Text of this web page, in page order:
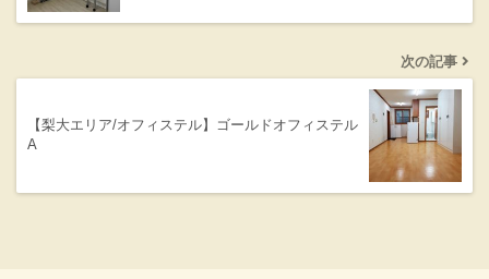
次の記事
【梨大エリア/オフィステル】ゴールドオフィステル
A